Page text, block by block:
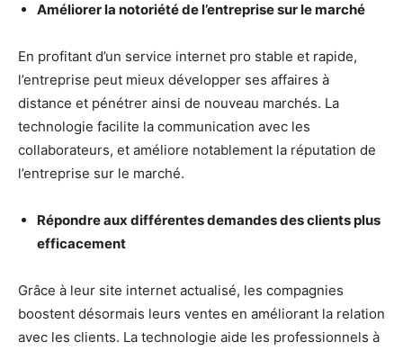
Améliorer la notoriété de l’entreprise sur le marché
En profitant d’un service internet pro stable et rapide,
l’entreprise peut mieux développer ses affaires à
distance et pénétrer ainsi de nouveau marchés. La
technologie facilite la communication avec les
collaborateurs, et améliore notablement la réputation de
l’entreprise sur le marché.
Répondre aux différentes demandes des clients plus
efficacement
Grâce à leur site internet actualisé, les compagnies
boostent désormais leurs ventes en améliorant la relation
avec les clients. La technologie aide les professionnels à